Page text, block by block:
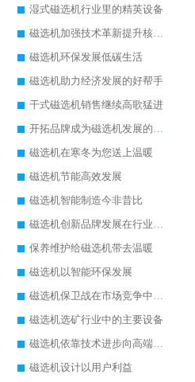
湿式磁选机行业里的精英设备
磁选机加强技术革新提升核心竞争力
磁选机环保发展低碳生活
磁选机助力经济发展的好帮手
干式磁选机销售继续高歌猛进
开拓品牌成为磁选机发展的有效武器
磁选机在寒冬为您送上温暖
磁选机节能高效发展
磁选机智能制造今非昔比
磁选机创新品牌发展在行业的顶端
保养维护给磁选机带去温暖
磁选机以智能环保发展
磁选机保卫战在市场竞争中打响
磁选机选矿行业中的主要设备
磁选机依靠技术进步向高端转型
磁选机设计以用户利益